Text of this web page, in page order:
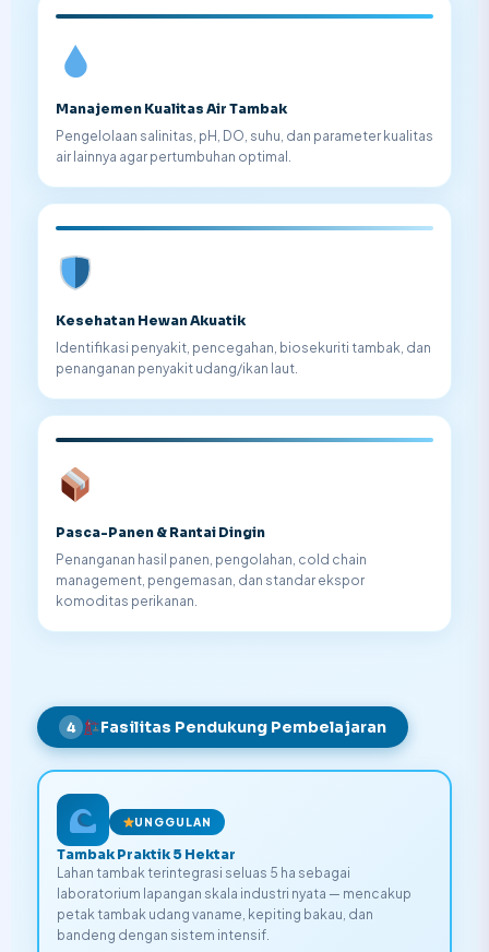
Manajemen Kualitas Air Tambak
Pengelolaan salinitas, pH, DO, suhu, dan parameter kualitas
air lainnya agar pertumbuhan optimal.
Kesehatan Hewan Akuatik
Identifikasi penyakit, pencegahan, biosekuriti tambak, dan
penanganan penyakit udang/ikan laut.
Pasca-Panen & Rantai Dingin
Penanganan hasil panen, pengolahan, cold chain
management, pengemasan, dan standar ekspor
komoditas perikanan.
4 Fasilitas Pendukung Pembelajaran
UNGGULAN
Tambak Praktik 5 Hektar
Lahan tambak terintegrasi seluas 5 ha sebagai
laboratorium lapangan skala industri nyata — mencakup
petak tambak udang vaname, kepiting bakau, dan
bandeng dengan sistem intensif.